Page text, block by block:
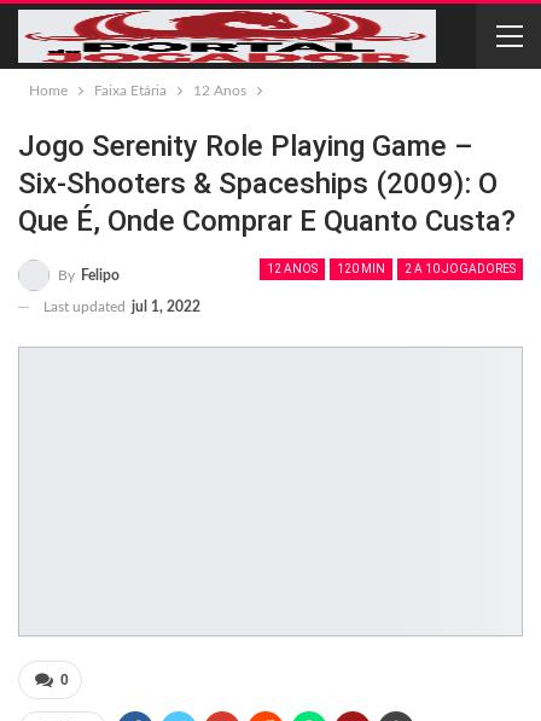
Home Faixa Etária 12 Anos
Jogo Serenity Role Playing Game –
Six-Shooters & Spaceships (2009): O
Que É, Onde Comprar E Quanto Custa?
12 ANOS 120 MIN 2 A 10 JOGADORES
By Felipo
Last updated jul 1, 2022
0